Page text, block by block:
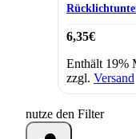
6,35€
Enthält 19%
zzgl. Versand
nutze den Filter